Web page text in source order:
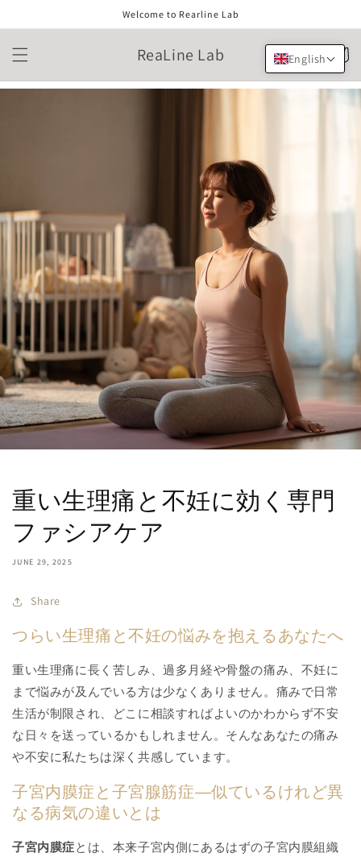
Welcome to Rearline Lab
ReaLine Lab Cart
重い生理痛と不妊に効く専門
ファシアケア
JUNE 29, 2025
Share
つらい生理痛と不妊の悩みを抱えるあなたへ
重い生理痛に長く苦しみ、過多月経や骨盤の痛み、不妊に
まで悩みが及んでいる方は少なくありません。痛みで日常
生活が制限され、どこに相談すればよいのかわからず不安
な日々を送っているかもしれません。そんなあなたの痛み
や不安に私たちは深く共感しています。
子宮内膜症と子宮腺筋症―似ているけれど異
なる病気の違いとは
子宮内膜症とは、本来子宮内側にあるはずの子宮内膜組織
English